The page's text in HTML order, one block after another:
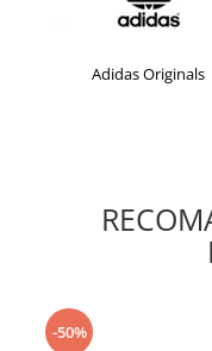
Adidas Originals
-50%